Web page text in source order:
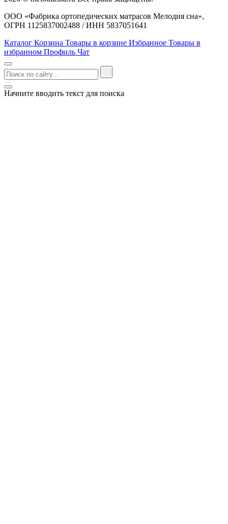
ООО «Фабрика ортопедических матрасов Мелодия сна»,
ОГРН 1125837002488 / ИНН 5837051641
Каталог Корзина Товары в корзине Избранное Товары в
избранном Профиль Чат
Начните вводить текст для поиска